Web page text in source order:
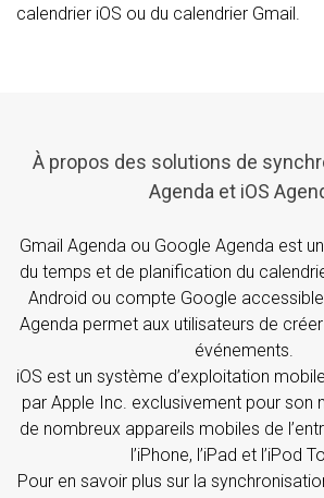
calendrier iOS ou du calendrier Gmail.
À propos des solutions de
Agenda et iOS
Gmail Agenda ou Google Agenda est
du temps et de planification du
Android ou compte Google
Agenda permet aux utilisateurs de
événements.
iOS est un système d’exploitation
par Apple Inc. exclusivement pour son
de nombreux appareils mobiles de
l’iPhone, l’iPad et l’iPod
Pour en savoir plus sur la